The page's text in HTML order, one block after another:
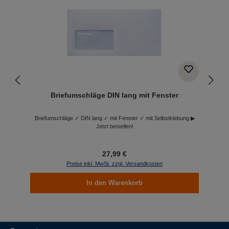
Briefumschläge DIN lang mit Fenster
Briefumschläge ✓ DIN lang ✓ mit Fenster ✓ mit Selbstklebung ▶
Jetzt bestellen!
27,99 €
Preise inkl. MwSt. zzgl. Versandkosten
In den Warenkorb